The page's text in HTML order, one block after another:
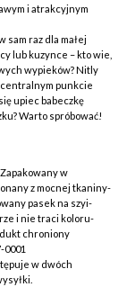
i atrakcyjnym
raz dla małej
lub kuzynce – kto wie,
wypieków? Nitly
punkcie
upiec babeczkę
Warto spróbować!
w
z mocnej tkaniny-
pasek na szyi-
i nie traci koloru-
chroniony
w dwóch